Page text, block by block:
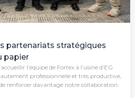
partenariats stratégiques
papier
l’équipe de Fortex à l’usine d’EG
professionnelle et très productive,
renforcer davantage notre collaboration